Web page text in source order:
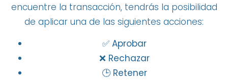
encuentre la transacción, tendrás la posibilidad
de aplicar una de las siguientes acciones:
✅ Aprobar
❌ Rechazar
🕒 Retener